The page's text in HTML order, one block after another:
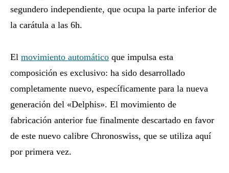
segundero independiente, que ocupa la parte inferior de
la carátula a las 6h.
El movimiento automático que impulsa esta
composición es exclusivo: ha sido desarrollado
completamente nuevo, específicamente para la nueva
generación del «Delphis». El movimiento de
fabricación anterior fue finalmente descartado en favor
de este nuevo calibre Chronoswiss, que se utiliza aquí
por primera vez.